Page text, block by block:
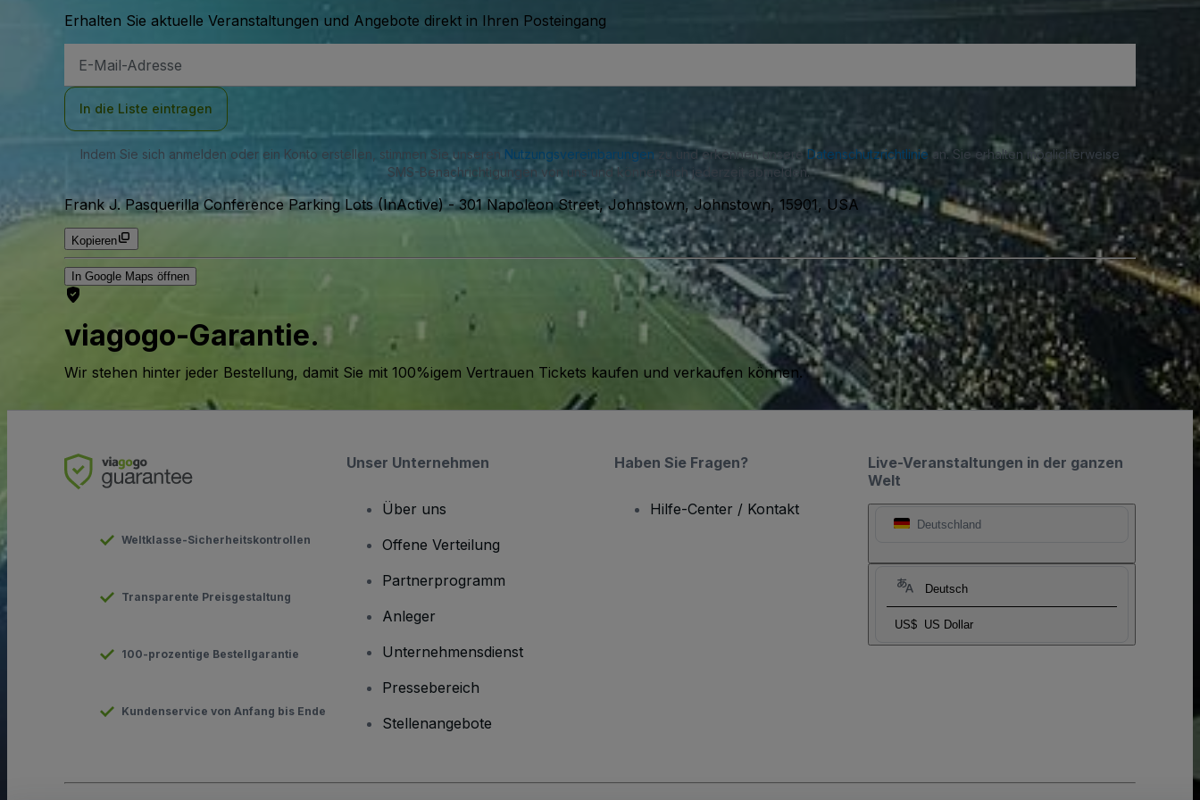
Erhalten Sie aktuelle Veranstaltungen und Angebote direkt in Ihren Posteingang
Mail-
In die Liste eintragen
Indem Sie sich anmelden oder ein Konto erstellen, stimmen Sie unseren Nutzungsvereinbarungen zu und erkennen unsereDatenschutzrichtlinie an. Sie erhalten möglicherweise
SMS-Benachrichtigungen von uns und können sich jederzeit abmelden.
Frank J. Pasquerilla Conference Parking Lots (InActive)-301 Napoleon Street, Johnstown, Johnstown, 15901, USA
Kopieren
In Google Maps öffnen
viagogo-Garantie.
Wir stehen hinter jeder Bestellung, damit Sie mit 100%igem Vertrauen Tickets kaufen und verkaufen können.
Live-Veranstaltungen in der ganzen
Welt
Deutschland
Deutsch
US$ US Dollar
Weltklasse-Sicherheitskontrollen
Transparente Preisgestaltung
100-prozentige Bestellgarantie
Kundenservice von Anfang bis Ende
Unser Unternehmen
Über uns
Offene Verteilung
Partnerprogramm
Anleger
Unternehmensdienst
Pressebereich
Stellenangebote
Haben Sie Fragen?
Hilfe-Center / Kontakt